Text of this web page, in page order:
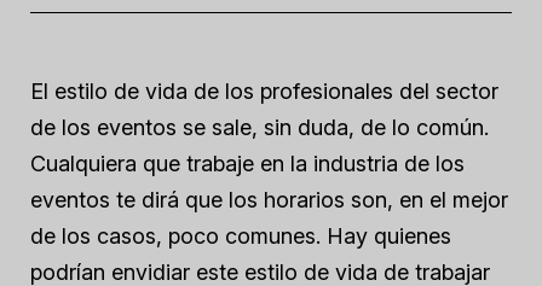
El estilo de vida de los profesionales del sector
de los eventos se sale, sin duda, de lo común.
Cualquiera que trabaje en la industria de los
eventos te dirá que los horarios son, en el mejor
de los casos, poco comunes. Hay quienes
podrían envidiar este estilo de vida de trabajar